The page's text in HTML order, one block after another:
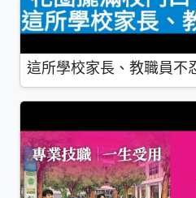
這所學校家長、教職員不